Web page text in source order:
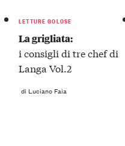
LETTURE GOLOSE
La grigliata:
i consigli di tre chef di
Langa Vol.2
di Luciano Faia